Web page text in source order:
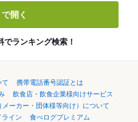
開く
でランキング検索！
て
携帯電話番号認証とは
飲食店・飲食企業様向けサービス
メーカー・団体様等向け）について
ライン
食べログプレミアム